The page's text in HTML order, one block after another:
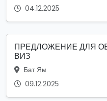
04.12.2025
ПРЕДЛОЖЕНИЕ ДЛЯ
ВИЗ
Бат Ям
09.12.2025